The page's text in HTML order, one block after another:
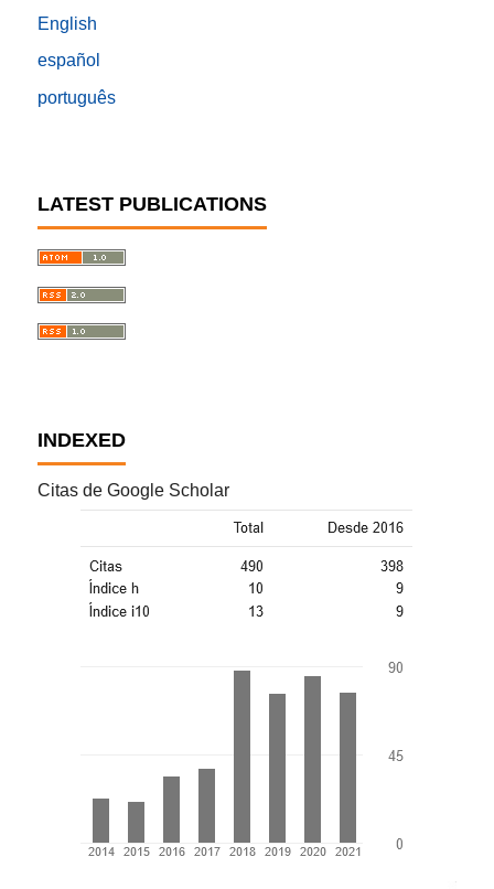
English
español
português
LATEST PUBLICATIONS
INDEXED
Citas de Google Scholar